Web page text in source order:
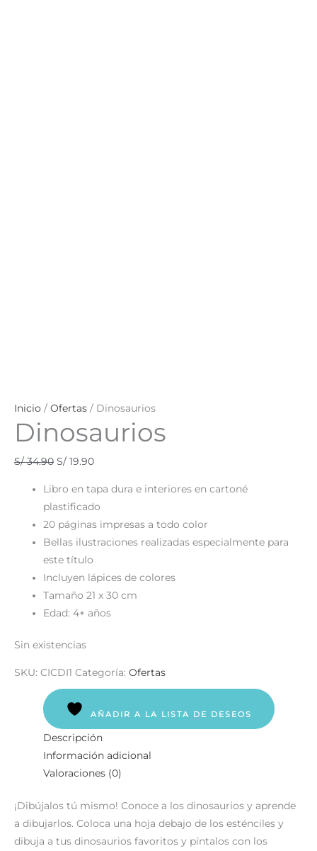
Inicio / Ofertas / Dinosaurios
Dinosaurios
S/34.90 S/ 19.90
Libro en tapa dura e interiores en cartoné
plastificado
20 páginas impresas a todo color
Bellas ilustraciones realizadas especialmente para
este título
Incluyen lápices de colores
Tamaño 21 x 30 cm
Edad: 4+ años
Sin existencias
SKU: CICDI1 Categoría: Ofertas
AÑADIR A LA LISTA DE DESEOS
Descripción
Información adicional
Valoraciones (0)
¡Dibújalos tú mismo! Conoce a los dinosaurios y aprende
a dibujarlos. Coloca una hoja debajo de los esténciles y
dibuja a tus dinosaurios favoritos y píntalos con los